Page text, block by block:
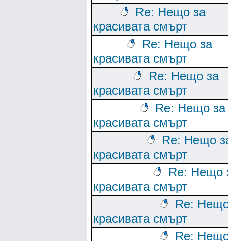
Re: Нещо за
красивата смърт
Re: Нещо за
красивата смърт
Re: Нещо за
красивата смърт
Re: Нещо за
красивата смърт
Re: Нещо
красивата смърт
Re: Нещо
красивата смърт
Re:
красивата смърт
Re: